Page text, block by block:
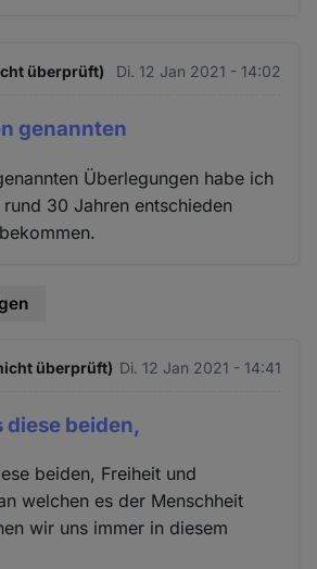
überprüft) Di. 12 Jan 2021 - 14:02
genannten
Überlegungen habe ich
30 Jahren entschieden
überprüft) Di. 12 Jan 2021 - 14:41
diese beiden,
beiden, Freiheit und
welchen es der Menschheit
wir uns immer in diesem